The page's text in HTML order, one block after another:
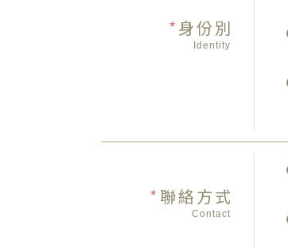
*身份別
Identity
* 聯絡方式
Contact